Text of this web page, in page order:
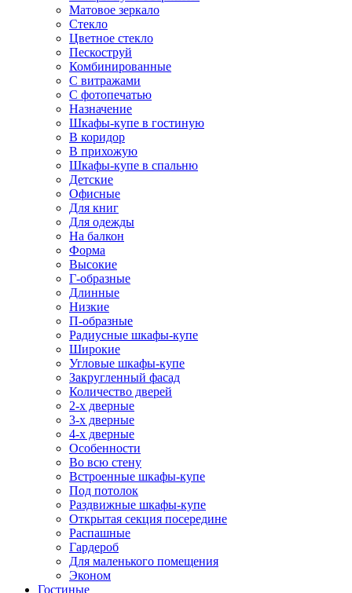
Матовое зеркало
Стекло
Цветное стекло
Пескоструй
Комбинированные
С витражами
С фотопечатью
Назначение
Шкафы-купе в гостиную
В коридор
В прихожую
Шкафы-купе в спальню
Детские
Офисные
Для книг
Для одежды
На балкон
Форма
Высокие
Г-образные
Длинные
Низкие
П-образные
Радиусные шкафы-купе
Широкие
Угловые шкафы-купе
Закругленный фасад
Количество дверей
2-х дверные
3-х дверные
4-х дверные
Особенности
Во всю стену
Встроенные шкафы-купе
Под потолок
Раздвижные шкафы-купе
Открытая секция посередине
Распашные
Гардероб
Для маленького помещения
Эконом
Гостиные